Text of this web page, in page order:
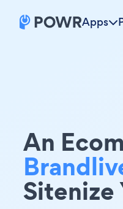
Apps
An
Sitenize